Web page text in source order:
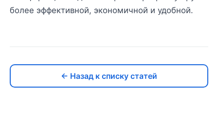
более эффективной, экономичной и удобной.
← Назад к списку статей